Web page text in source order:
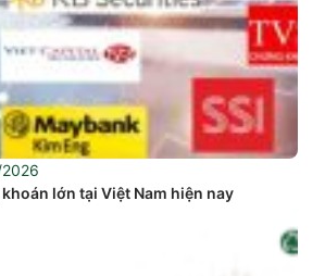
lớn tại Việt Nam hiện nay